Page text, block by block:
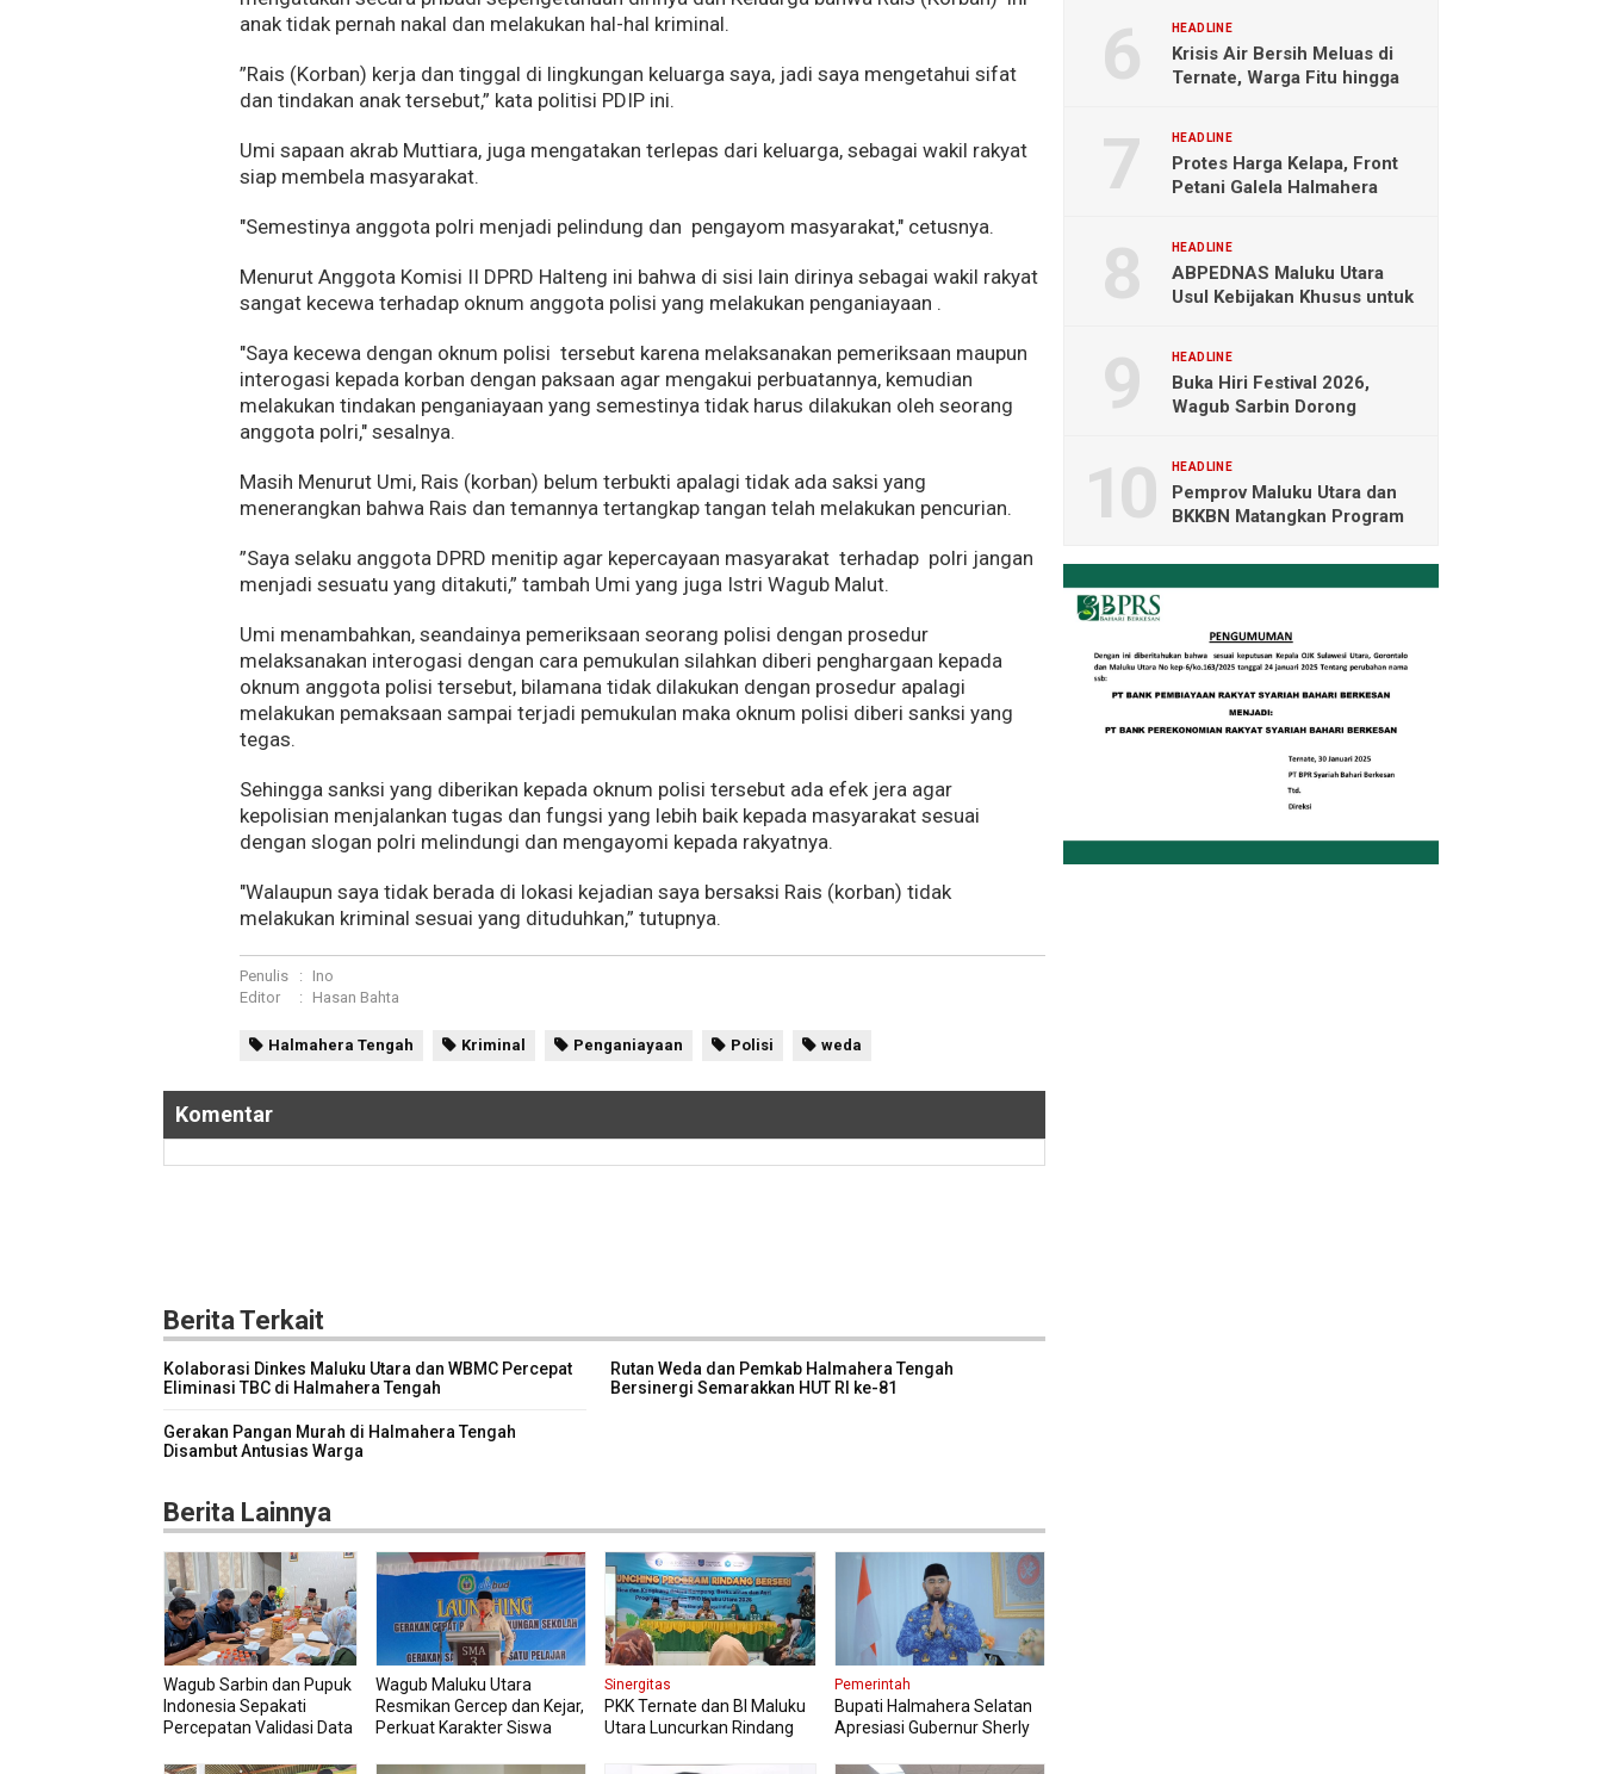
anak tidak pernah nakal dan melakukan hal-hal kriminal.
”Rais (Korban) kerja dan tinggal di lingkungan keluarga saya, jadi saya mengetahui sifat
dan tindakan anak tersebut,” kata politisi PDIP ini.
Umi sapaan akrab Muttiara, juga mengatakan terlepas dari keluarga, sebagai wakil rakyat
siap membela masyarakat.
"Semestinya anggota polri menjadi pelindung dan pengayom masyarakat," cetusnya.
Menurut Anggota Komisi II DPRD Halteng ini bahwa di sisi lain dirinya sebagai wakil rakyat
sangat kecewa terhadap oknum anggota polisi yang melakukan penganiayaan .
"Saya kecewa dengan oknum polisi tersebut karena melaksanakan pemeriksaan maupun
interogasi kepada korban dengan paksaan agar mengakui perbuatannya, kemudian
melakukan tindakan penganiayaan yang semestinya tidak harus dilakukan oleh seorang
anggota polri," sesalnya.
Masih Menurut Umi, Rais (korban) belum terbukti apalagi tidak ada saksi yang
menerangkan bahwa Rais dan temannya tertangkap tangan telah melakukan pencurian.
”Saya selaku anggota DPRD menitip agar kepercayaan masyarakat terhadap polri jangan
menjadi sesuatu yang ditakuti,” tambah Umi yang juga Istri Wagub Malut.
Umi menambahkan, seandainya pemeriksaan seorang polisi dengan prosedur
melaksanakan interogasi dengan cara pemukulan silahkan diberi penghargaan kepada
oknum anggota polisi tersebut, bilamana tidak dilakukan dengan prosedur apalagi
melakukan pemaksaan sampai terjadi pemukulan maka oknum polisi diberi sanksi yang
tegas.
Sehingga sanksi yang diberikan kepada oknum polisi tersebut ada efek jera agar
kepolisian menjalankan tugas dan fungsi yang lebih baik kepada masyarakat sesuai
dengan slogan polri melindungi dan mengayomi kepada rakyatnya.
"Walaupun saya tidak berada di lokasi kejadian saya bersaksi Rais (korban) tidak
melakukan kriminal sesuai yang dituduhkan,” tutupnya.
Penulis :
Ino
Editor
: Hasan Bahta
Halmahera Tengah Kriminal Penganiayaan Polisi weda
Komentar
Berita Terkait
Kolaborasi Dinkes Maluku Utara dan WBMC Percepat
Eliminasi TBC di Halmahera Tengah
Rutan Weda dan Pemkab Halmahera Tengah
Bersinergi Semarakkan HUT RI ke-81
Gerakan Pangan Murah di Halmahera Tengah
Disambut Antusias Warga
Berita Lainnya
Wagub Sarbin dan Pupuk
Indonesia Sepakati
Percepatan Validasi Data
Wagub Maluku Utara
Resmikan Gercep dan Kejar,
Perkuat Karakter Siswa
Sinergitas
PKK Ternate dan BI Maluku
Utara Luncurkan Rindang
Pemerintah
Bupati Halmahera Selatan
Apresiasi Gubernur Sherly
HEADLINE
Krisis Air Bersih Meluas di
Ternate, Warga Fitu hingga
HEADLINE
Protes Harga Kelapa, Front
Petani Galela Halmahera
HEADLINE
ABPEDNAS Maluku Utara
Usul Kebijakan Khusus untuk
HEADLINE
Buka Hiri Festival 2026,
Wagub Sarbin Dorong
HEADLINE
Pemprov Maluku Utara dan
BKKBN Matangkan Program